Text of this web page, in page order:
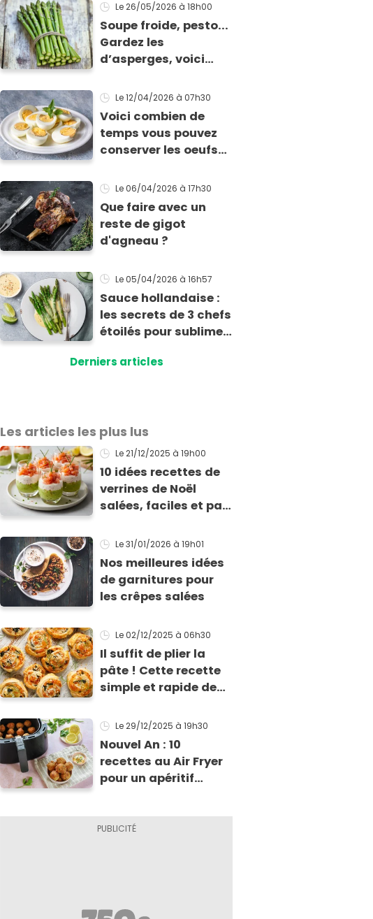
Le 26/05/2026 à 18h00
Soupe froide, pesto...
Gardez les
d’asperges, voici
!
Le 12/04/2026 à 07h30
Voici combien de
temps vous pouvez
conserver les oeufs
cuisson
Le 06/04/2026 à 17h30
Que faire avec un
reste de gigot
d'agneau ?
Le 05/04/2026 à 16h57
Sauce hollandaise :
les secrets de 3 chefs
étoilés pour sublimer
Derniers articles
Les articles les plus lus
Le 21/12/2025 à 19h00
10 idées recettes de
verrines de Noël
salées, faciles et pas
Le 31/01/2026 à 19h01
Nos meilleures idées
de garnitures pour
les crêpes salées
Le 02/12/2025 à 06h30
Il suffit de plier la
pâte ! Cette recette
simple et rapide de
sauver pour l’apéritif
de Noël
Le 29/12/2025 à 19h30
Nouvel An : 10
recettes au Air Fryer
pour un apéritif